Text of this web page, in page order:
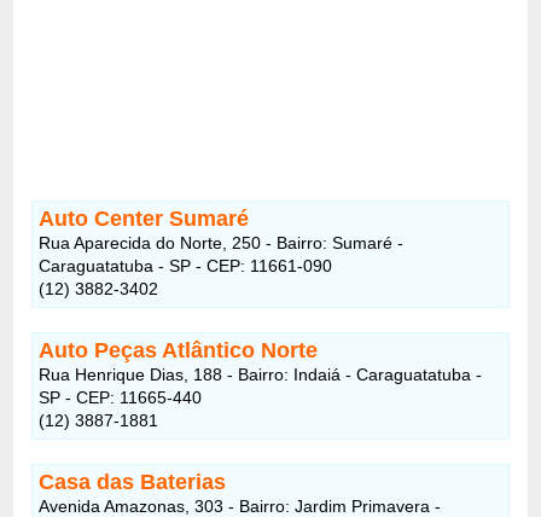
Auto Center Sumaré
Rua Aparecida do Norte, 250 - Bairro: Sumaré -
Caraguatatuba - SP - CEP: 11661-090
(12) 3882-3402
Auto Peças Atlântico Norte
Rua Henrique Dias, 188 - Bairro: Indaiá - Caraguatatuba -
SP - CEP: 11665-440
(12) 3887-1881
Casa das Baterias
Avenida Amazonas, 303 - Bairro: Jardim Primavera -